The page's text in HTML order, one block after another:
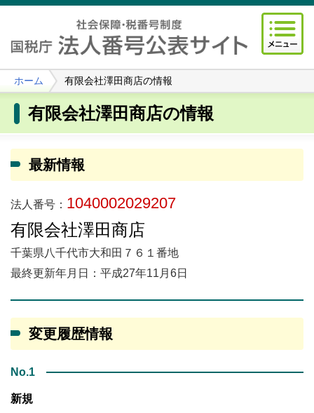
ホーム 有限会社澤田商店の情報
有限会社澤田商店の情報
最新情報
法人番号： 1040002029207
有限会社澤田商店
千葉県八千代市大和田７６１番地
最終更新年月日：平成27年11月6日
変更履歴情報
No.1
新規